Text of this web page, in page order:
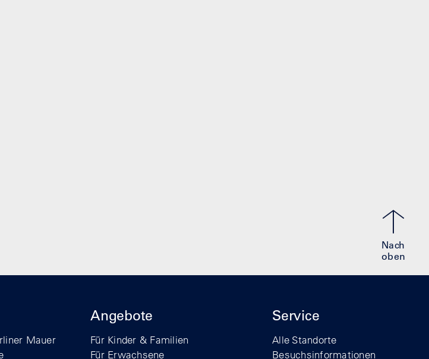
Nach
oben
Mauer
Angebote
Für Kinder & Familien
Für Erwachsene
Service
Alle Standorte
Besuchsinformationen